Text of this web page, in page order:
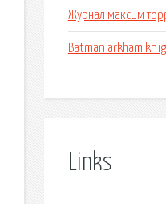
Журнал максим
Batman arkham
Links